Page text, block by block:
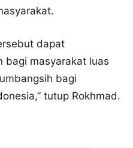
dapat
bagi masyarakat luas
bagi
tutup Rokhmad.